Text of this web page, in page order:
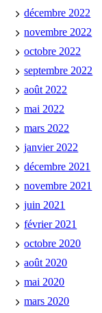
décembre 2022
novembre 2022
octobre 2022
septembre 2022
août 2022
mai 2022
mars 2022
janvier 2022
décembre 2021
novembre 2021
juin 2021
février 2021
octobre 2020
août 2020
mai 2020
mars 2020